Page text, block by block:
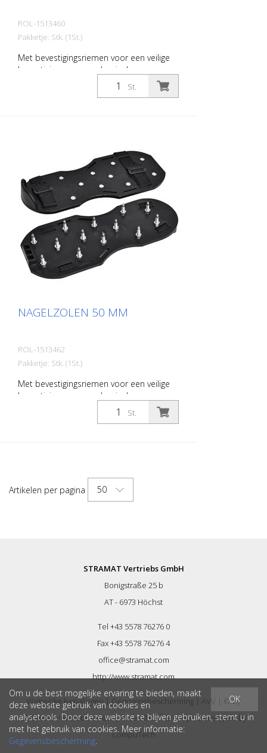
ROL-1513460
Pakketje: Stk. (1St.)
Met bevestigingsriemen voor een veilige
bevestiging aan uw schoeisel.
St.
NAGELZOLEN 50 MM
ROL-1513462
Pakketje: Stk. (1St.)
Met bevestigingsriemen voor een veilige
bevestiging aan uw schoeisel.
St.
Artikelen per pagina 50
STRAMAT Vertriebs GmbH
Bonigstraße 25 b
AT - 6973 Höchst
Tel +43 5578 76276 0
Fax +43 5578 76276 4
office@stramat.com
http://www.stramat.com
Wettelijke bepalingen|Gegevensbescherming| AVV | © by
STRAMAT Vertriebs GmbH|blue office®E-Shop - Developed by
CompuTech
OK
Om u de best mogelijke ervaring te bieden, maakt
deze website gebruik van cookies en
analysetools. Door deze website te blijven gebruiken, stemt u in
met het gebruik van cookies. Meer informatie:
Gegevensbescherming.